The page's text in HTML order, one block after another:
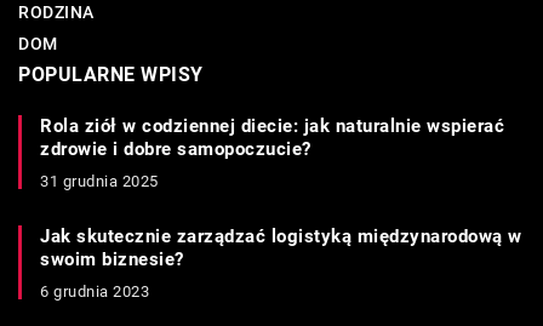
RODZINA
DOM
POPULARNE WPISY
Rola ziół w codziennej diecie: jak naturalnie wspierać
zdrowie i dobre samopoczucie?
31 grudnia 2025
Jak skutecznie zarządzać logistyką międzynarodową w
swoim biznesie?
6 grudnia 2023